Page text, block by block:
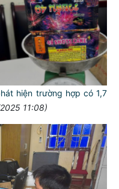
hiện trường hợp có 1,7
11:08)